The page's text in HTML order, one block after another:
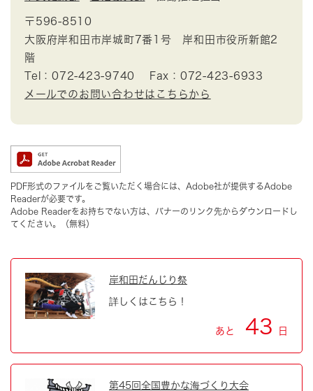
〒596-8510
大阪府岸和田市岸城町7番1号 岸和田市役所新館2
階
Tel：072-423-9740
Fax：072-423-6933
メールでのお問い合わせはこちらから
PDF形式のファイルをご覧いただく場合には、Adobe社が提供するAdobe
Readerが必要です。
Adobe Readerをお持ちでない方は、バナーのリンク先からダウンロードし
てください。（無料）
岸和田だんじり祭
詳しくはこちら！
あと 43 日
第45回全国豊かな海づくり大会